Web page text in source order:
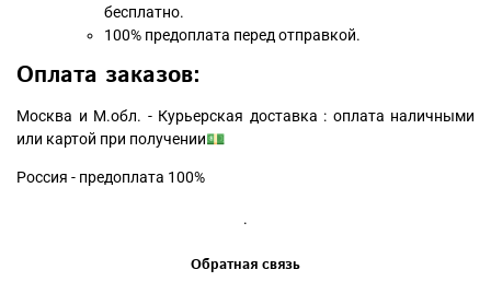
бесплатно.
100% предоплата перед отправкой.
Оплата заказов:
Москва и М.обл. - Курьерская доставка : оплата наличными
или картой при получении💵
Россия - предоплата 100%
.
Обратная связь